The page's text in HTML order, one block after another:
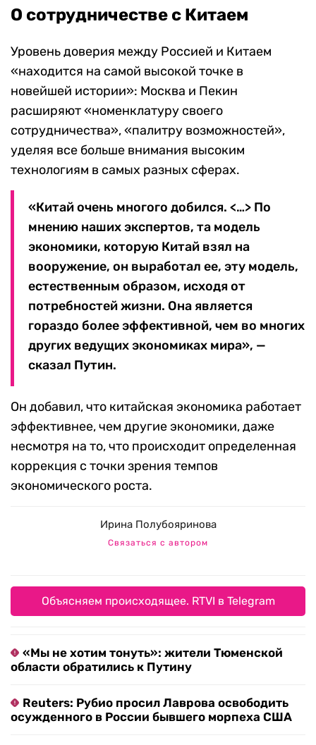
О сотрудничестве с Китаем
Уровень доверия между Россией и Китаем
«находится на самой высокой точке в
новейшей истории»: Москва и Пекин
расширяют «номенклатуру своего
сотрудничества», «палитру возможностей»,
уделяя все больше внимания высоким
технологиям в самых разных сферах.
«Китай очень многого добился. <…> По
мнению наших экспертов, та модель
экономики, которую Китай взял на
вооружение, он выработал ее, эту модель,
естественным образом, исходя от
потребностей жизни. Она является
гораздо более эффективной, чем во многих
других ведущих экономиках мира», —
сказал Путин.
Он добавил, что китайская экономика работает
эффективнее, чем другие экономики, даже
несмотря на то, что происходит определенная
коррекция с точки зрения темпов
экономического роста.
Ирина Полубояринова
Связаться с автором
Объясняем происходящее. RTVI в Telegram
«Мы не хотим тонуть»: жители Тюменской
области обратились к Путину
Reuters: Рубио просил Лаврова освободить
осужденного в России бывшего морпеха США